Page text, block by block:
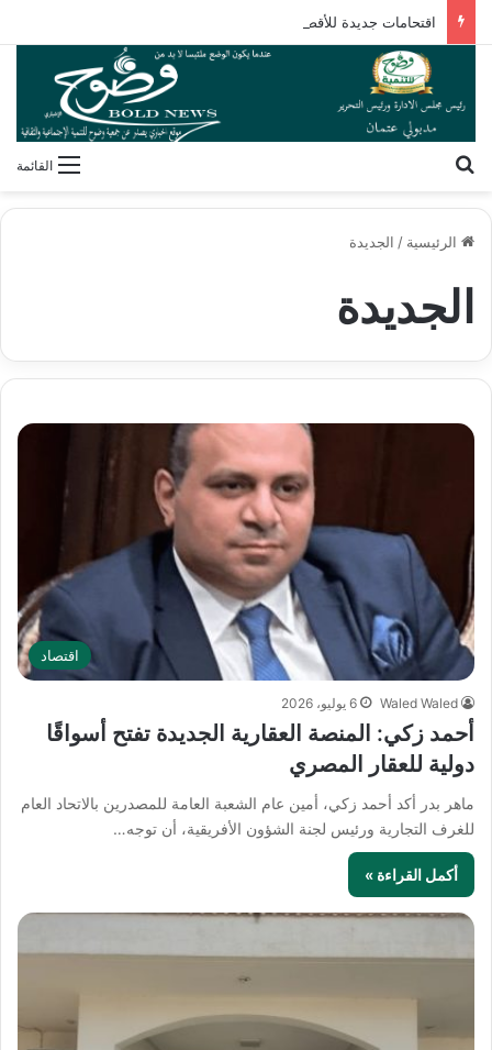
القائمة
الرئيسية / الجديدة
الجديدة
اقتصاد
Waled Waled 6 يوليو، 2026
أحمد زكي: المنصة العقارية الجديدة تفتح أسواقًا
دولية للعقار المصري
ماهر بدر أكد أحمد زكي، أمين عام الشعبة العامة للمصدرين بالاتحاد العام
للغرف التجارية ورئيس لجنة الشؤون الأفريقية، أن توجه…
أكمل القراءة »